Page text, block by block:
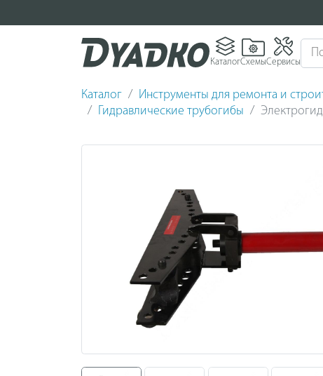
КаталогСхемыСервисы
Каталог Инструменты для ремонта и
Гидравлические трубогибы